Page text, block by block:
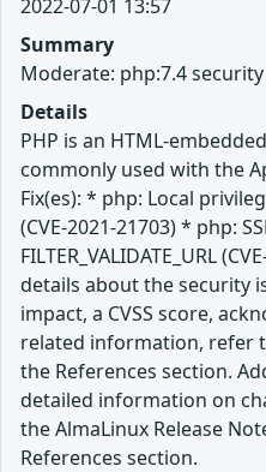
2022-07-01 13:57
Summary
Moderate: php:7.4
Details
PHP is an HTML-
commonly used with the
Fix(es): * php: Local
(CVE-2021-21703) * php:
FILTER_VALIDATE_URL
details about the security
impact, a CVSS score,
related information, refer
the References section.
detailed information on
the AlmaLinux Release
References section.